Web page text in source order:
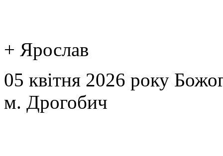
+ Ярослав
05 квітня 2026 року
м. Дрогобич